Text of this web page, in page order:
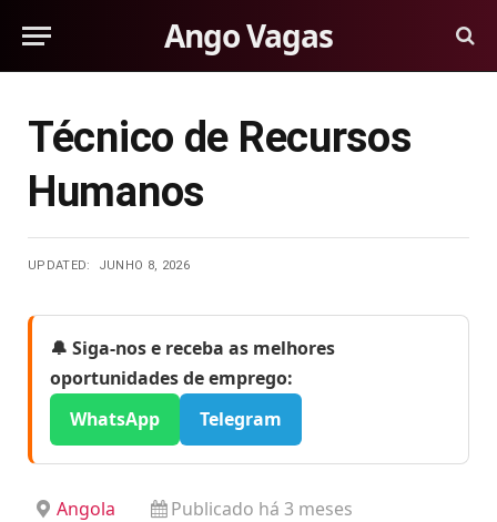
Ango Vagas
Técnico de Recursos
Humanos
UPDATED: JUNHO 8, 2026
🔔 Siga-nos e receba as melhores
oportunidades de emprego:
WhatsApp
Telegram
Angola
Publicado há 3 meses